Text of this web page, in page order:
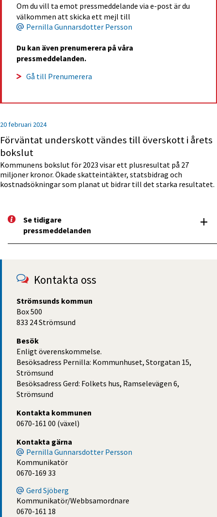
Om du vill ta emot pressmeddelande via e-post är du
välkommen att skicka ett mejl till
Pernilla Gunnarsdotter Persson
Du kan även prenumerera på våra
pressmeddelanden.
Gå till Prenumerera
20 februari 2024
Förväntat underskott vändes till överskott i årets
bokslut
Kommunens bokslut för 2023 visar ett plusresultat på 27
miljoner kronor. Ökade skatteintäkter, statsbidrag och
kostnadsökningar som planat ut bidrar till det starka resultatet.
+
Se tidigare
pressm­eddelanden
Kontakta oss
Strömsunds kommun
Box 500
833 24 Strömsund
Besök
Enligt överenskommelse.
Besöksadress Pernilla: Kommunhuset, Storgatan 15,
Strömsund
Besöksadress Gerd: Folkets hus, Ramselevägen 6,
Strömsund
Kontakta kommunen
0670-161 00 (växel)
Kontakta gärna
Pernilla Gunnarsdotter Persson
Kommunikatör
0670-169 33
Gerd Sjöberg
Kommunikatör/Webbsamordnare
0670-161 18